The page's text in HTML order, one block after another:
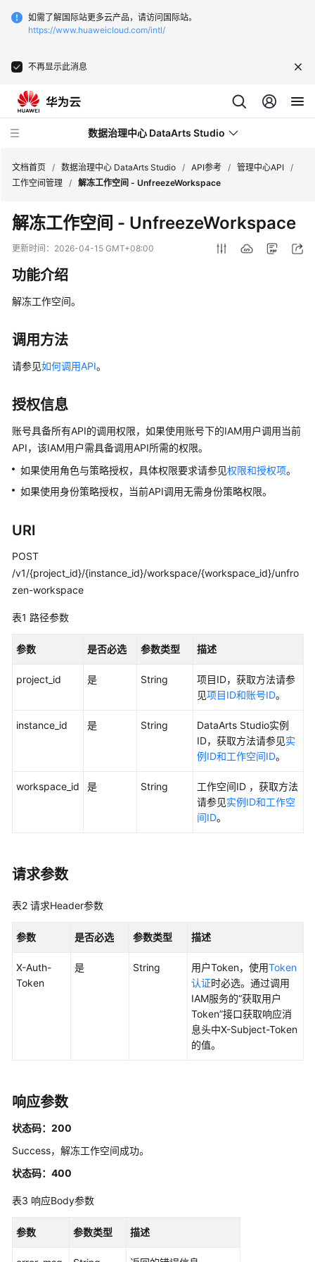
如需了解国际站更多云产品，请访问国际站。
https://www.huaweicloud.com/intl/
不再显示此消息
数据治理中心 DataArts Studio
最
新
动
务
告
产
介
数
据
治
理
法
快
速
门
用
指
最
使
前
API
概
API
数
集
成
文档首页 / 数据治理中心 DataArts Studio / API参考 / 管理中心API /
工作空间管理 / 解冻工作空间 - UnfreezeWorkspace
解冻工作空间 - UnfreezeWorkspace
更新时间： 2026-04-15 GMT+08:00
功能介绍
解冻工作空间。
调用方法
请参见如何调用API。
授权信息
账号具备所有API的调用权限，如果使用账号下的IAM用户调用当前
API，该IAM用户需具备调用API所需的权限。
如果使用角色与策略授权，具体权限要求请参见权限和授权项。
如果使用身份策略授权，当前API调用无需身份策略权限。
URI
POST
/v1/{project_id}/{instance_id}/workspace/{workspace_id}/unfro
zen-workspace
表1 路径参数
参数 是否必选 参数类型 描述
project_id 是 String
项目ID，获取方法请参
见项目ID和账号ID。
instance_id 是 String
DataArts Studio实例
ID，获取方法请参见实
例ID和工作空间ID。
workspace_id 是 String
工作空间ID ，获取方法
请参见实例ID和工作空
间ID。
请求参数
表2 请求Header参数
参数 是否必选 参数类型 描述
X-Auth-
Token
是 String 用户Token，使用Token
认证时必选。通过调用
IAM服务的“获取用户
Token”接口获取响应消
息头中X-Subject-Token
的值。
响应参数
状态码：200
Success，解冻工作空间成功。
状态码：400
表3 响应Body参数
参数 参数类型 描述